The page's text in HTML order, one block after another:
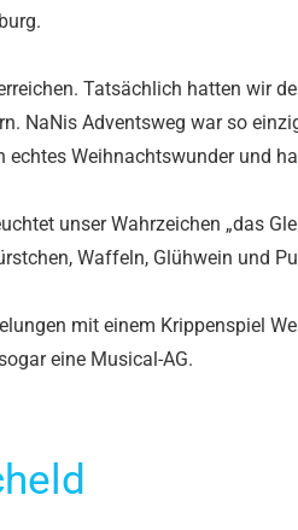
Tatsächlich hatten wir
NaNis Adventsweg war so
Weihnachtswunder und
unser Wahrzeichen „das
Waffeln, Glühwein und
mit einem Krippenspiel
eine Musical-AG.